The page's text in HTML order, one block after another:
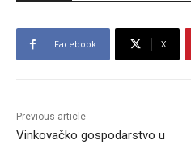
Facebook X
Previous article
Vinkovačko gospodarstvo u